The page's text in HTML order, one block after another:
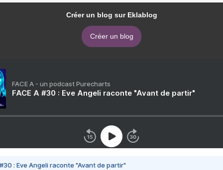
Créer un blog sur Eklablog
Créer un blog
FACE A - un podcast Purecharts
FACE A #30 : Eve Angeli raconte "Avant de partir"
#30 : Eve Angeli raconte "Avant de partir"